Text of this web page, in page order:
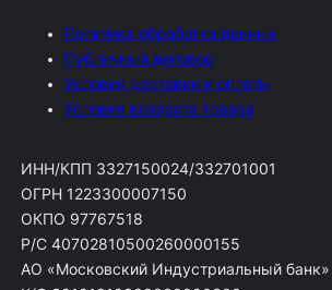
Политика обработки данных
Публичный договор
Условия доставки и оплаты
Условия возврата товара
ИНН/КПП 3327150024/332701001
ОГРН 1223300007150
ОКПО 97767518
Р/С 40702810500260000155
АО «Московский Индустриальный банк»